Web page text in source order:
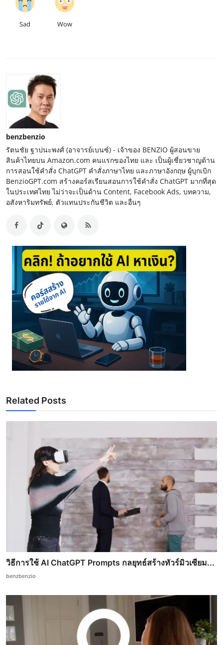
Sad Wow
benzbenzio
รัตนชัย ฐาปนะพงศ์ (อาจารย์เบนซ์) - เจ้าของ BENZIO ผู้สอนขาย
สินค้าไทยบน Amazon.com คนแรกของไทย และ เป็นผู้เชี่ยวชาญด้าน
การสอนใช้คำสั่ง ChatGPT คำสั่งภาษาไทย และภาษาอังกฤษ ผู้บุกเบิก
BenzioGPT.com สร้างคอร์สเรียนสอนการใช้คำสั่ง ChatGPT มากที่สุด
ในประเทศไทย ไม่ว่าจะเป็นด้าน Content, Facebook Ads, บทความ,
อสังหาริมทรัพย์, ตัวแทนประกันชีวิต และอื่นๆ
Related Posts
วิธีการใช้ AI ChatGPT Prompts กลยุทธ์สร้างทัวร์มิวเซียม...
benzbenzio